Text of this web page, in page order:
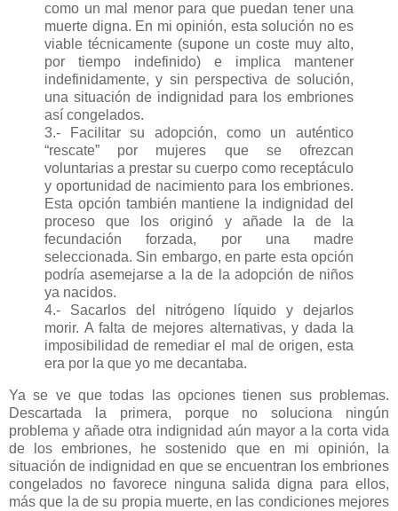
como un mal menor para que puedan tener una
muerte digna. En mi opinión, esta solución no es
viable técnicamente (supone un coste muy alto,
por tiempo indefinido) e implica mantener
indefinidamente, y sin perspectiva de solución,
una situación de indignidad para los embriones
así congelados.
3.- Facilitar su adopción, como un auténtico
“rescate” por mujeres que se ofrezcan
voluntarias a prestar su cuerpo como receptáculo
y oportunidad de nacimiento para los embriones.
Esta opción también mantiene la indignidad del
proceso que los originó y añade la de la
fecundación forzada, por una madre
seleccionada. Sin embargo, en parte esta opción
podría asemejarse a la de la adopción de niños
ya nacidos.
4.- Sacarlos del nitrógeno líquido y dejarlos
morir. A falta de mejores alternativas, y dada la
imposibilidad de remediar el mal de origen, esta
era por la que yo me decantaba.
Ya se ve que todas las opciones tienen sus problemas.
Descartada la primera, porque no soluciona ningún
problema y añade otra indignidad aún mayor a la corta vida
de los embriones, he sostenido que en mi opinión, la
situación de indignidad en que se encuentran los embriones
congelados no favorece ninguna salida digna para ellos,
más que la de su propia muerte, en las condiciones mejores